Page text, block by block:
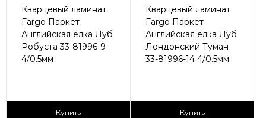
Кварцевый ламинат
Fargo Паркет
Английская ёлка Дуб
Робуста 33-81996-9
4/0.5мм
2
Купить
Кварцевый ламинат
Fargo Паркет
Английская ёлка Дуб
Лондонский Туман
33-81996-14 4/0.5мм
2
Купить